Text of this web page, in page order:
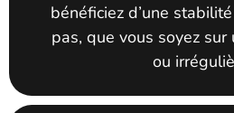
bénéficiez d’une
pas, que vous soyez sur
ou